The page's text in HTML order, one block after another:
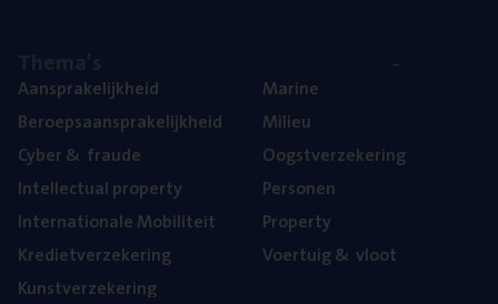
Aan­spra­ke­lijk­heid
Beroeps­aan­spra­ke­lijk­heid
Cyber& fraude
Intel­lec­tu­al property
Inter­na­ti­o­na­le Mobiliteit
Kre­diet­ver­ze­ke­ring
Kunst­ver­ze­ke­ring
Mari­ne
Mili­eu
Oogst­ver­ze­ke­ring
Per­so­nen
Pro­per­ty
Voer­tuig& vloot